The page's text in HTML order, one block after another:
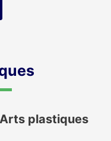
Arts plastiques